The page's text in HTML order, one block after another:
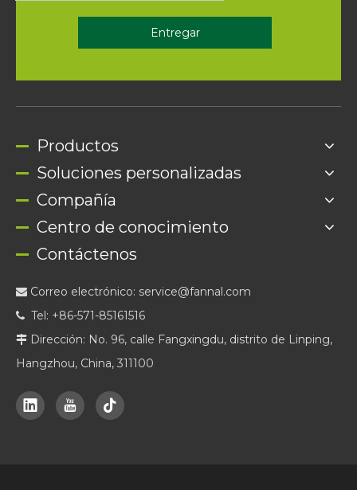
Entregar
Productos
Soluciones personalizadas
Compañía
Centro de conocimiento
Contáctenos
 Correo electrónico: service@fannal.com
 Tel: +86-571-85161516
 Dirección: No. 96, calle Fangxingdu, distrito de Linping,
Hangzhou, China, 311100